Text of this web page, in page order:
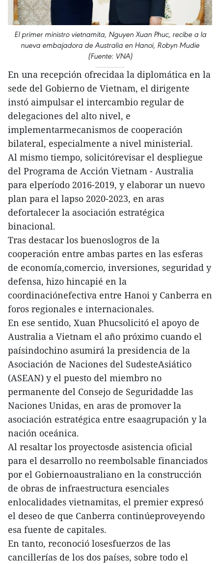
El primer ministro vietnamita, Nguyen Xuan Phuc, recibe a la
nueva embajadora de Australia en Hanoi, Robyn Mudie
(Fuente: VNA)
En una recepción ofrecidaa la diplomática en la
sede del Gobierno de Vietnam, el dirigente
instó aimpulsar el intercambio regular de
delegaciones del alto nivel, e
implementarmecanismos de cooperación
bilateral, especialmente a nivel ministerial.
Al mismo tiempo, solicitórevisar el despliegue
del Programa de Acción Vietnam - Australia
para elperíodo 2016-2019, y elaborar un nuevo
plan para el lapso 2020-2023, en aras
defortalecer la asociación estratégica
binacional.
Tras destacar los buenoslogros de la
cooperación entre ambas partes en las esferas
de economía,comercio, inversiones, seguridad y
defensa, hizo hincapié en la
coordinaciónefectiva entre Hanoi y Canberra en
foros regionales e internacionales.
En ese sentido, Xuan Phucsolicitó el apoyo de
Australia a Vietnam el año próximo cuando el
paísindochino asumirá la presidencia de la
Asociación de Naciones del SudesteAsiático
(ASEAN) y el puesto del miembro no
permanente del Consejo de Seguridadde las
Naciones Unidas, en aras de promover la
asociación estratégica entre esaagrupación y la
nación oceánica.
Al resaltar los proyectosde asistencia oficial
para el desarrollo no reembolsable financiados
por el Gobiernoaustraliano en la construcción
de obras de infraestructura esenciales
enlocalidades vietnamitas, el premier expresó
el deseo de que Canberra continúeproveyendo
esa fuente de capitales.
En tanto, reconoció losesfuerzos de las
cancillerías de los dos países, sobre todo el